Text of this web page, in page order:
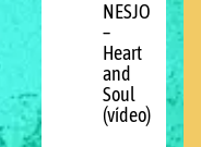
NESJO
–
Heart
and
Soul
(vídeo)